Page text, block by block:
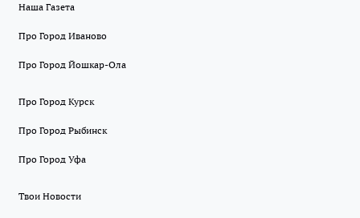
Наша Газета
Про Город Иваново
Про Город Йошкар-Ола
Про Город Курск
Про Город Рыбинск
Про Город Уфа
Твои Новости